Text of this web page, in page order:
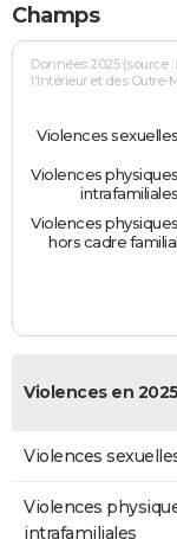
Champs
Données 2025 (source
l'Intérieur et des Outre-
Violences sexuelles
Violences physiques
intrafamiliales
Violences physiques
hors cadre familial
Violences en 2025
Violences
Violences
intrafamiliales